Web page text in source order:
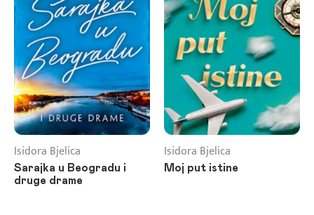
Isidora Bjelica
Sarajka u Beogradu i
druge drame
Isidora Bjelica
Moj put istine